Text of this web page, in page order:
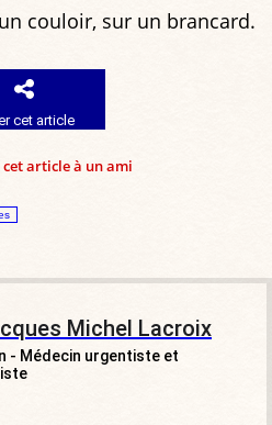
couloir, sur un brancard.
cet article
article à un ami
Michel Lacroix
- Médecin urgentiste et